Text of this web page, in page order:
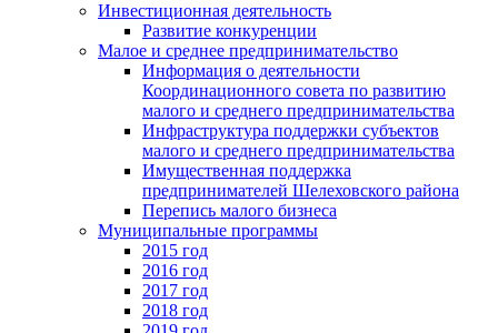
Инвестиционная деятельность
Развитие конкуренции
Малое и среднее предпринимательство
Информация о деятельности
Координационного совета по развитию
малого и среднего предпринимательства
Инфраструктура поддержки субъектов
малого и среднего предпринимательства
Имущественная поддержка
предпринимателей Шелеховского района
Перепись малого бизнеса
Муниципальные программы
2015 год
2016 год
2017 год
2018 год